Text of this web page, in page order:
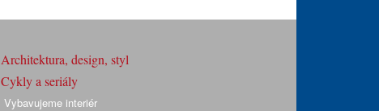
Architektura, design, styl
Cykly a seriály
Vybavujeme interiér